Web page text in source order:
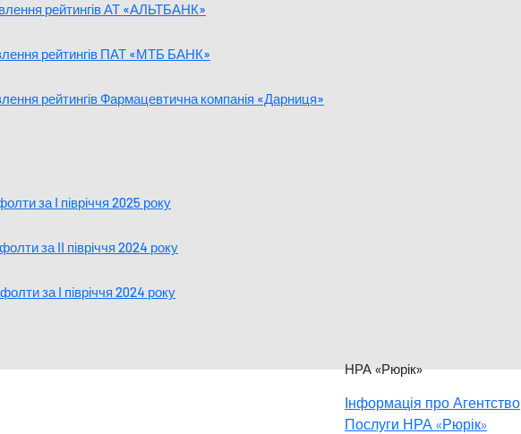
рейтингів АТ «АЛЬТБАНК»
рейтингів ПАТ «МТБ БАНК»
рейтингів Фармацевтична компанія «Дарниця»
за І півріччя 2025 року
за ІІ півріччя 2024 року
за І півріччя 2024 року
НРА «Рюрік»
Інформація про Агентство
Послуги НРА «Рюрік»